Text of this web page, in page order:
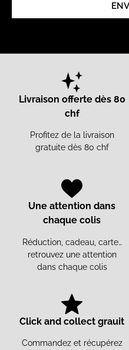
Livraison offerte dès 80
chf
Profitez de la livraison
gratuite dès 80 chf
Une attention dans
chaque colis
Réduction, cadeau, carte…
retrouvez une attention
dans chaque colis
Click and collect grauit
Commandez et récupérez